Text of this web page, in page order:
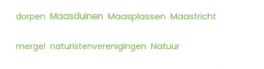
dorpen Maasduinen Maasplassen Maastricht
mergel naturistenverenigingen Natuur